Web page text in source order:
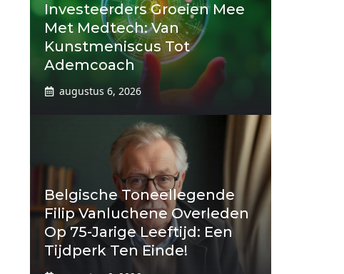
Investeerders Groeien Mee
Met Medtech: Van
Kunstmeniscus Tot
Ademcoach
augustus 6, 2026
Belgische Toneellegende
Filip Vanluchene Overleden
Op 75-Jarige Leeftijd: Een
Tijdperk Ten Einde!